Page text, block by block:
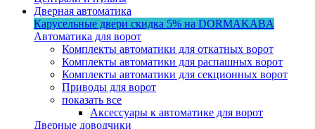
Дверная автоматика
Карусельные двери скидка 5% на DORMAKABA
Автоматика для ворот
Комплекты автоматики для откатных ворот
Комплекты автоматики для распашных ворот
Комплекты автоматики для секционных ворот
Приводы для ворот
показать все
Аксессуары к автоматике для ворот
Дверные доводчики